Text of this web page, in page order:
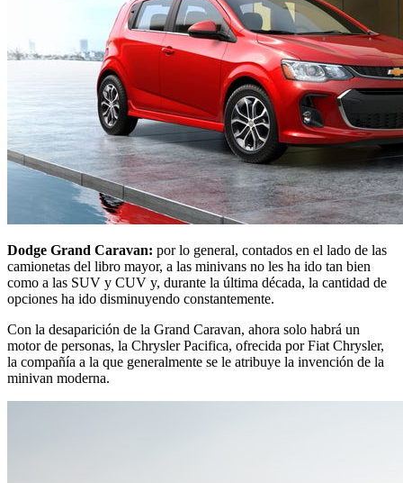
Dodge Grand Caravan: por lo general, contados en el lado de las
camionetas del libro mayor, a las minivans no les ha ido tan bien
como a las SUV y CUV y, durante la última década, la cantidad de
opciones ha ido disminuyendo constantemente.
Con la desaparición de la Grand Caravan, ahora solo habrá un
motor de personas, la Chrysler Pacifica, ofrecida por Fiat Chrysler,
la compañía a la que generalmente se le atribuye la invención de la
minivan moderna.